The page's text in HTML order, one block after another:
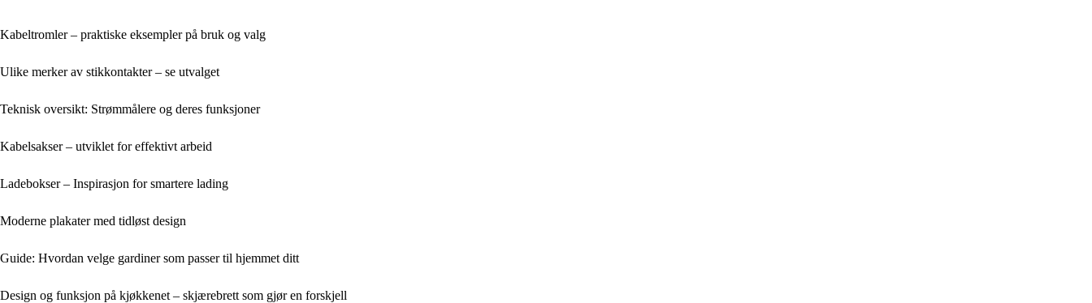
Kabeltromler – praktiske eksempler på bruk og valg
Ulike merker av stikkontakter – se utvalget
Teknisk oversikt: Strømmålere og deres funksjoner
Kabelsakser – utviklet for effektivt arbeid
Ladebokser – Inspirasjon for smartere lading
Moderne plakater med tidløst design
Guide: Hvordan velge gardiner som passer til hjemmet ditt
Design og funksjon på kjøkkenet – skjærebrett som gjør en forskjell